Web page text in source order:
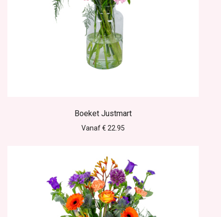
Boeket Justmart
Vanaf € 22.95